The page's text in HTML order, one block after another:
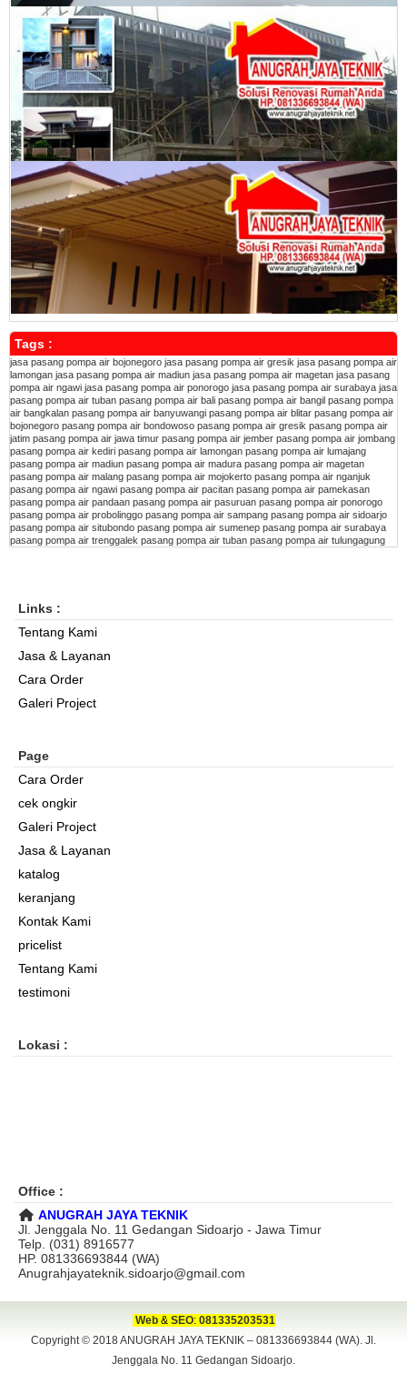
Tags :
jasa pasang pompa air bojonegoro jasa pasang pompa air gresik jasa pasang pompa air
lamongan jasa pasang pompa air madiun jasa pasang pompa air magetan jasa pasang
pompa air ngawi jasa pasang pompa air ponorogo jasa pasang pompa air surabaya jasa
pasang pompa air tuban pasang pompa air bali pasang pompa air bangil pasang pompa
air bangkalan pasang pompa air banyuwangi pasang pompa air blitar pasang pompa air
bojonegoro pasang pompa air bondowoso pasang pompa air gresik pasang pompa air
jatim pasang pompa air jawa timur pasang pompa air jember pasang pompa air jombang
pasang pompa air kediri pasang pompa air lamongan pasang pompa air lumajang
pasang pompa air madiun pasang pompa air madura pasang pompa air magetan
pasang pompa air malang pasang pompa air mojokerto pasang pompa air nganjuk
pasang pompa air ngawi pasang pompa air pacitan pasang pompa air pamekasan
pasang pompa air pandaan pasang pompa air pasuruan pasang pompa air ponorogo
pasang pompa air probolinggo pasang pompa air sampang pasang pompa air sidoarjo
pasang pompa air situbondo pasang pompa air sumenep pasang pompa air surabaya
pasang pompa air trenggalek pasang pompa air tuban pasang pompa air tulungagung
Links :
Tentang Kami
Jasa & Layanan
Cara Order
Galeri Project
Page
Cara Order
cek ongkir
Galeri Project
Jasa & Layanan
katalog
keranjang
Kontak Kami
pricelist
Tentang Kami
testimoni
Lokasi :
Office :
ANUGRAH JAYA TEKNIK
Jl. Jenggala No. 11 Gedangan Sidoarjo - Jawa Timur
Telp. (031) 8916577
HP. 081336693844 (WA)
Anugrahjayateknik.sidoarjo@gmail.com
Web& SEO: 081335203531
Copyright © 2018ANUGRAH JAYA TEKNIK – 081336693844 (WA). Jl.
Jenggala No. 11 Gedangan Sidoarjo.